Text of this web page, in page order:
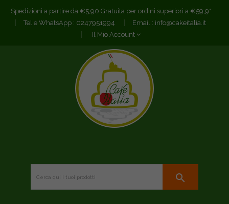
Spedizioni a partire da €5,90 Gratuita per ordini superiori a €59,9*
Tel e WhatsApp : 0247951994 Email : info@cakeitalia.it
Il Mio Account
search